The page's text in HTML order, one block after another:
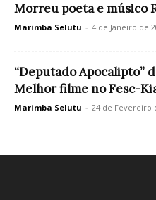
Morreu poeta e músico
Marimba Selutu - 4 de Janeiro de
“Deputado Apocalipto”
Melhor filme no Fesc-
Marimba Selutu - 24 de Fevereiro